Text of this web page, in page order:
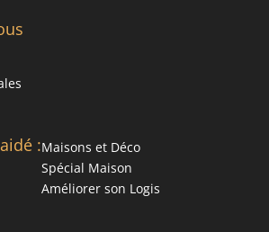
:Maisons et Déco
Spécial Maison
Améliorer son Logis